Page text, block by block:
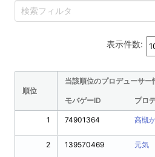
表示件数:
順位
当該順位のプロデューサー
モバゲーID プロ
1
2
74901364 高槻
139570469 元気